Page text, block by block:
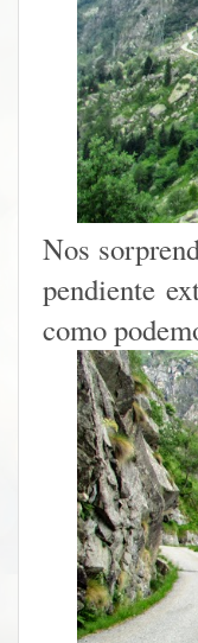
Nos
pendiente
como